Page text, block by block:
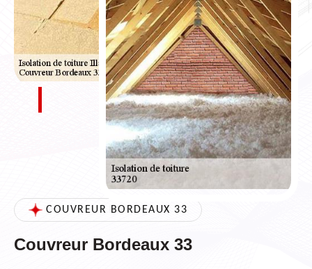
COUVREUR BORDEAUX 33
Couvreur Bordeaux 33